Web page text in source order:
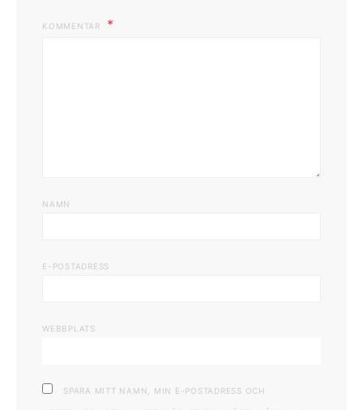
KOMMENTAR
NAMN
E-POSTADRESS
WEBBPLATS
SPARA MITT NAMN, MIN E-POSTADRESS OCH